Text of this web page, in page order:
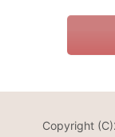
Copyright